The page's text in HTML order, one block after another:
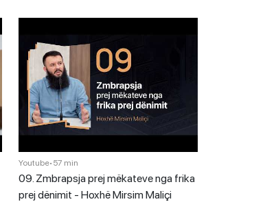
Youtube• 57 min
09. Zmbrapsja prej mëkateve nga frika
prej dënimit - Hoxhë Mirsim Maliçi